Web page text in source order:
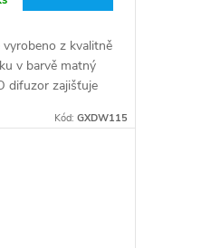
vyrobeno z kvalitně
v barvě matný
difuzor zajišťuje
úhlu
Kód: GXDW115